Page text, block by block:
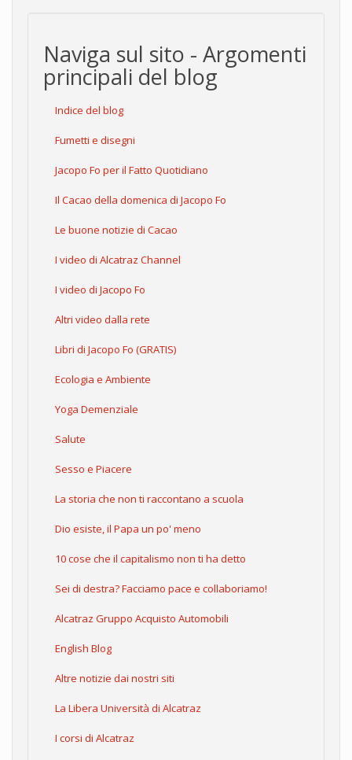
Naviga sul sito - Argomenti
principali del blog
Indice del blog
Fumetti e disegni
Jacopo Fo per il Fatto Quotidiano
Il Cacao della domenica di Jacopo Fo
Le buone notizie di Cacao
I video di Alcatraz Channel
I video di Jacopo Fo
Altri video dalla rete
Libri di Jacopo Fo (GRATIS)
Ecologia e Ambiente
Yoga Demenziale
Salute
Sesso e Piacere
La storia che non ti raccontano a scuola
Dio esiste, il Papa un po' meno
10 cose che il capitalismo non ti ha detto
Sei di destra? Facciamo pace e collaboriamo!
Alcatraz Gruppo Acquisto Automobili
English Blog
Altre notizie dai nostri siti
La Libera Università di Alcatraz
I corsi di Alcatraz